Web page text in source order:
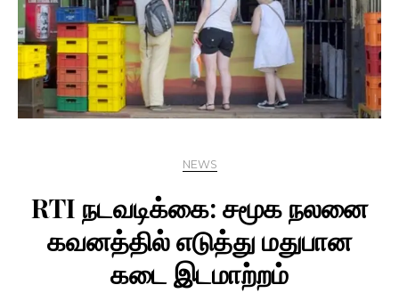
NEWS
RTI நடவடிக்கை: சமூக நலனை
கவனத்தில் எடுத்து மதுபான
கடை இடமாற்றம்